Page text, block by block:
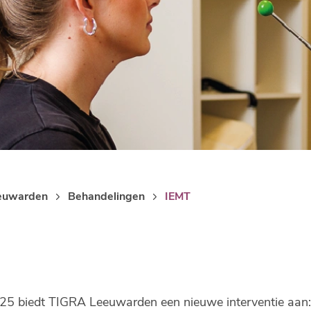
Behandelingen IEMT
biedt TIGRA Leeuwarden een nieuwe interventie aan: